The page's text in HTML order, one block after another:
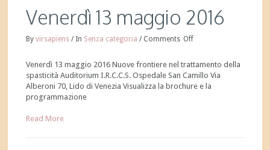
Venerdì 13 maggio 2016
Byvirsapiens / In Senza categoria / Comments Off
Venerdì 13 maggio 2016 Nuove frontiere nel trattamento della
spasticità Auditorium I.R.C.C.S. Ospedale San Camillo Via
Alberoni 70, Lido di Venezia Visualizza la brochure e la
programmazione
Read More